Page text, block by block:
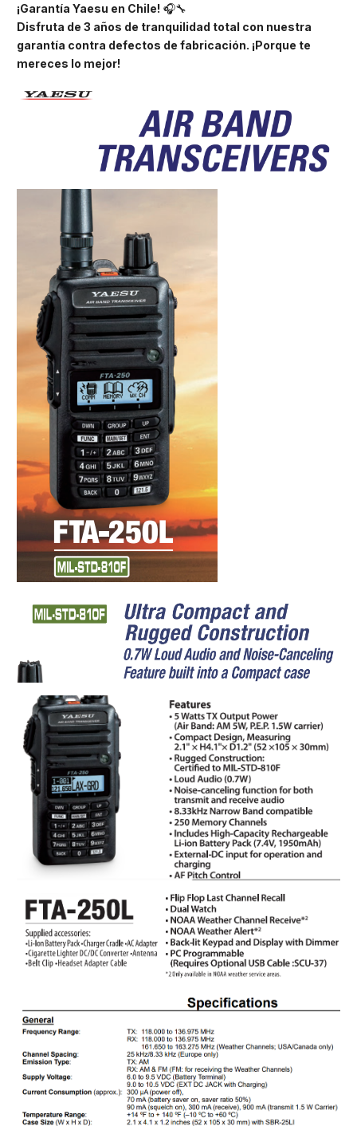
¡Garantía Yaesu en Chile! 🎧🔧
Disfruta de 3 años de tranquilidad total con nuestra
garantía contra defectos de fabricación. ¡Porque te
mereces lo mejor!